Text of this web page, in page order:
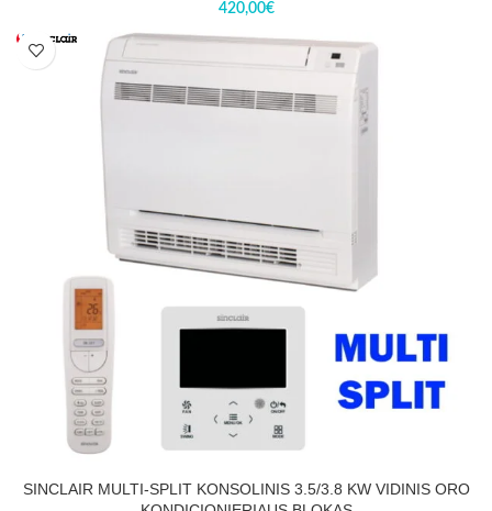
420,00€
SINCLAIR MULTI-SPLIT KONSOLINIS 3.5/3.8 KW VIDINIS ORO